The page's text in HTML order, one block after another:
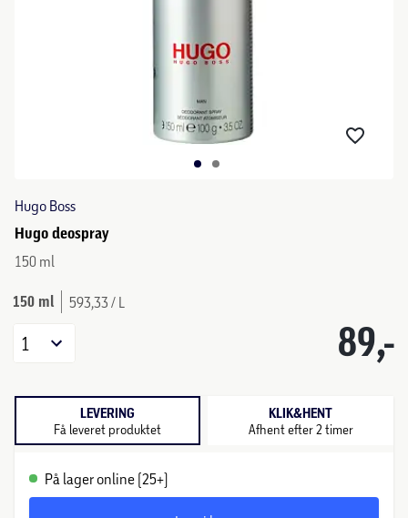
Hugo Boss
Hugo deospray
150 ml
150 ml 593,33 / L
89,-
1
LEVERING
Få leveret produktet
KLIK&HENT
Afhent efter 2 timer
På lager online (25+)